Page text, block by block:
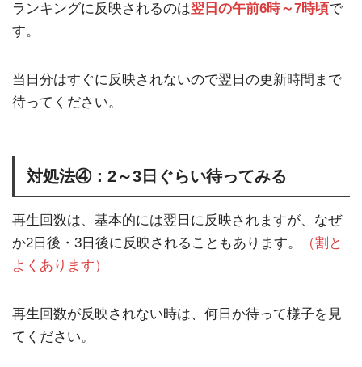
ランキングに反映されるのは翌日の午前6時～7時頃で
す。
当日分はすぐに反映されないので翌日の更新時間まで
待ってください。
対処法④：2～3日ぐらい待ってみる
再生回数は、基本的には翌日に反映されますが、なぜ
か2日後・3日後に反映されることもあります。
（割と
よくあります）
再生回数が反映されない時は、何日か待って様子を見
てください。